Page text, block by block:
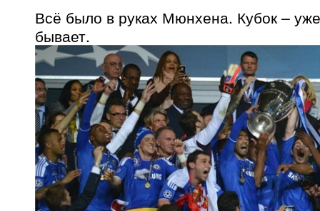
Всё было в руках Мюнхена. Кубок –
бывает.